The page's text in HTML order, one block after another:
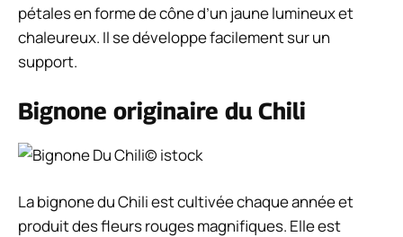
pétales en forme de cône d’un jaune lumineux et
chaleureux. Il se développe facilement sur un
support.
Bignone originaire du Chili
© istock
La bignone du Chili est cultivée chaque année et
produit des fleurs rouges magnifiques. Elle est